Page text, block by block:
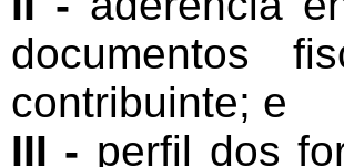
documentos
contribuinte; e
III - perfil dos